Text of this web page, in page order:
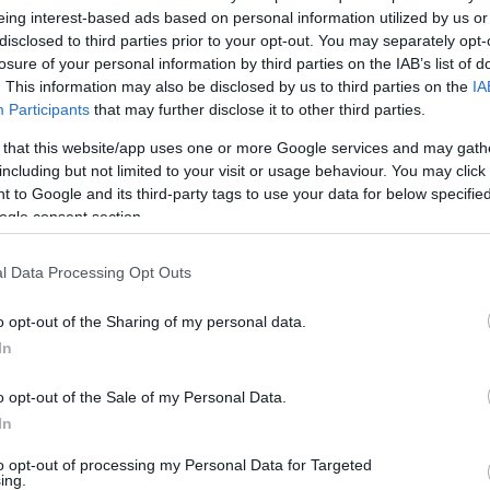
interest-based ads based on personal information utilized by us
to third parties prior to your opt-out. You may separately
of your personal information by third parties on the IAB’s list of
This information may also be disclosed by us to third parties on the
Participants that may further disclose it to other third parties.
that this website/app uses one or more Google services and may
but not limited to your visit or usage behaviour. You may
to Google and its third-party tags to use your data for below
consent section.
Data Processing Opt Outs
opt-out of the Sharing of my personal data.
opt-out of the Sale of my Personal Data.
opt-out of processing my Personal Data for Targeted
μαρτυρίες: Η
κάλεσμα για
του Πόντου
1:17μμ
ΣΥΛΛΟΓΟΙ
Μωμόγεροι στο Δημαρχείο
Νάουσας: Πρόσεχε, ούτε ο
29/12/2025 - 7:09μμ